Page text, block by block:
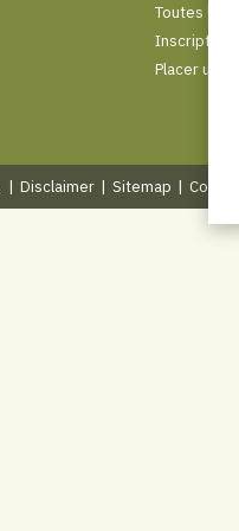
Toutes les
Inscription
Placer une
| Disclaimer | Sitemap |